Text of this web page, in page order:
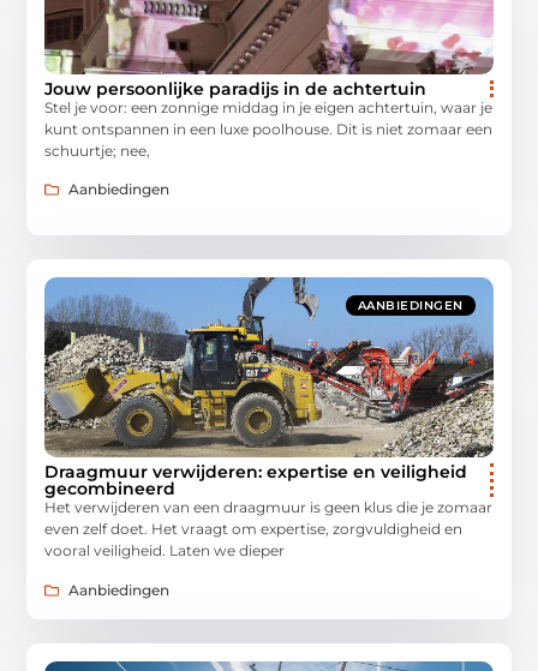
Jouw persoonlijke paradijs in de achtertuin
Stel je voor: een zonnige middag in je eigen achtertuin, waar je
kunt ontspannen in een luxe poolhouse. Dit is niet zomaar een
schuurtje; nee,
Aanbiedingen
AANBIEDINGEN
Draagmuur verwijderen: expertise en veiligheid
gecombineerd
Het verwijderen van een draagmuur is geen klus die je zomaar
even zelf doet. Het vraagt om expertise, zorgvuldigheid en
vooral veiligheid. Laten we dieper
Aanbiedingen